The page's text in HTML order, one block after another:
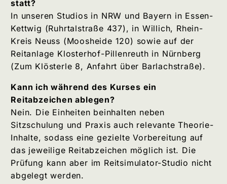
statt?
In unseren Studios in NRW und Bayern in Essen-
Kettwig (Ruhrtalstraße 437), in Willich, Rhein-
Kreis Neuss (Moosheide 120) sowie auf der
Reitanlage Klosterhof-Pillenreuth in Nürnberg
(Zum Klösterle 8, Anfahrt über Barlachstraße).
Kann ich während des Kurses ein
Reitabzeichen ablegen?
Nein. Die Einheiten beinhalten neben
Sitzschulung und Praxis auch relevante Theorie-
Inhalte, sodass eine gezielte Vorbereitung auf
das jeweilige Reitabzeichen möglich ist. Die
Prüfung kann aber im Reitsimulator-Studio nicht
abgelegt werden.